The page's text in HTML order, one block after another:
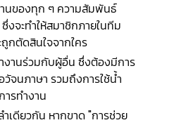
านของทุก ๆ ความสัมพันธ์
งจะทำให้สมาชิกภายในทีม
กตัดสินใจจากใคร
งานร่วมกับผู้อื่น ซึ่งต้องมีการ
จนภาษา รวมถึงการใช้น้ำ
ารทํางาน
เดียวกัน หากขาด "การช่วย